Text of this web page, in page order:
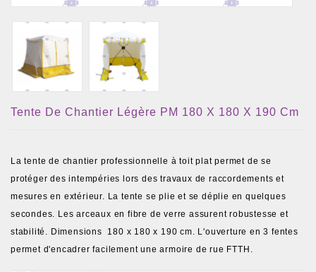
Tente De Chantier Légère PM 180 X 180 X 190 Cm
La tente de chantier professionnelle à toit plat permet de se
protéger des intempéries lors des travaux de raccordements et
mesures en extérieur. La tente se plie et se déplie en quelques
secondes. Les arceaux en fibre de verre assurent robustesse et
stabilité. Dimensions 180 x 180 x 190 cm. L'ouverture en 3 fentes
permet d'encadrer facilement une armoire de rue FTTH.